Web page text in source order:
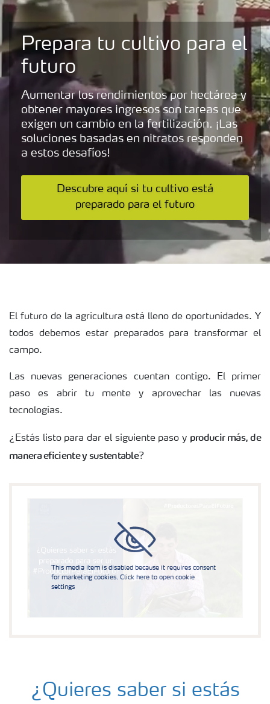
Prepara tu cultivo para el
futuro
Aumentar los rendimientos por hectárea y
obtener mayores ingresos son tareas que
exigen un cambio en la fertilización. ¡Las
soluciones basadas en nitratos responden
a estos desafíos!
Descubre aquí si tu cultivo está
preparado para el futuro
El futuro de la agricultura está lleno de oportunidades. Y
todos debemos estar preparados para transformar el
campo.
Las nuevas generaciones cuentan contigo. El primer
paso es abrir tu mente y aprovechar las nuevas
tecnologías.
¿Estás listo para dar el siguiente paso y producir más, de
manera eficiente y sustentable?
This media item is disabled because it requires consent
for marketing cookies. Click here to open cookie
settings
¿Quieres saber si estás